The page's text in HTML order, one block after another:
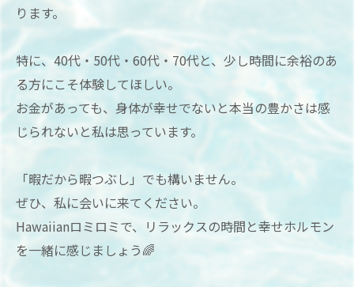
ります。
特に、40代・50代・60代・70代と、少し時間に余裕のあ
る方にこそ体験してほしい。
お金があっても、身体が幸せでないと本当の豊かさは感
じられないと私は思っています。
「暇だから暇つぶし」でも構いません。
ぜひ、私に会いに来てください。
Hawaiianロミロミで、リラックスの時間と幸せホルモン
を一緒に感じましょう🌈